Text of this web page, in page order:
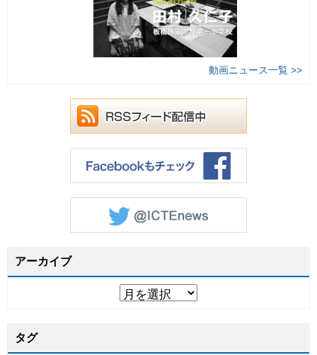
動画ニュース一覧 >>
アーカイブ
タグ